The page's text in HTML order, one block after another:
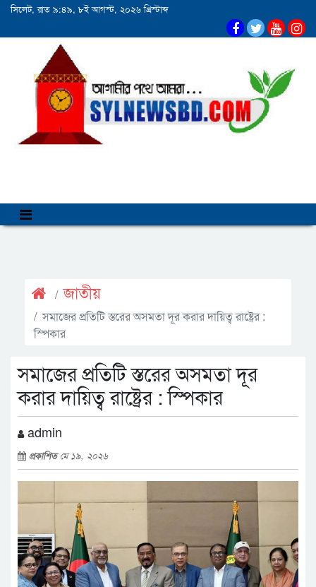
সিলেট, রাত ৯:৪৯, ৮ই আগস্ট, ২০২৬ খ্রিস্টাব্দ
জাতীয়
সমাজের প্রতিটি স্তরের অসমতা দূর করার দায়িত্ব রাষ্ট্রের :
স্পিকার
সমাজের প্রতিটি স্তরের অসমতা দূর
করার দায়িত্ব রাষ্ট্রের : স্পিকার
admin
প্রকাশিতমে ১৯, ২০২৬